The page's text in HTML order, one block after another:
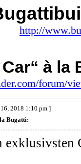
http://
à la
forum/
2018 1:10 pm ]
Bugatti:
exklusivsten